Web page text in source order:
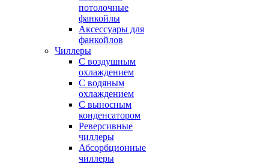
потолочные
фанкойлы
Аксессуары для
фанкойлов
Чиллеры
С воздушным
охлаждением
С водяным
охлаждением
С выносным
конденсатором
Реверсивные
чиллеры
Абсорбционные
чиллеры